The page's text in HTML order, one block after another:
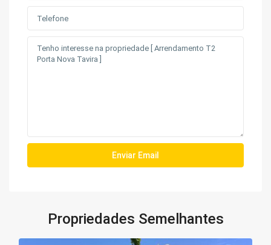
Propriedades Semelhantes